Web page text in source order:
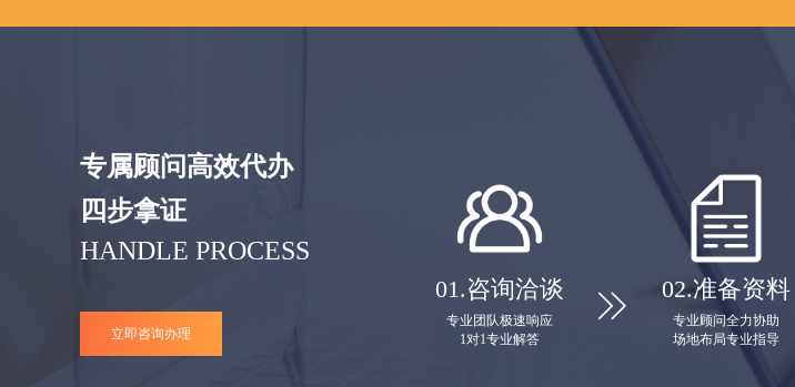
专属顾问高效代办
四步拿证
HANDLE PROCESS
立即咨询办理
01.咨询洽谈
专业团队极速响应
1对1专业解答
 02.准备资料
专业顾问全力协助
场地布局专业指导